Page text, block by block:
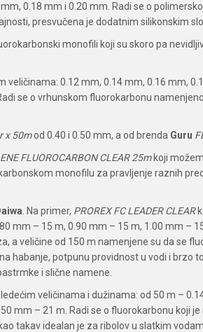
0.18 mm i 0.20 mm. Radi se o
presvučena je dodatnim silikonskim
monofili koji su skoro pa
veličinama: 0.12 mm, 0.14 mm, 0.16 mm,
se o vrhunskom fluorokarbonu
x 50mod 0.40 i 0.50 mm, a od brenda Guru
FLUOROCARBON CLEAR 25mkoji
monofilu za pravljenje raznih
. Na primer, PROREX FC LEADER CLEAR
mm – 15 m, 0.90 mm – 15 m, 1.00 mm –
a veličine od 150 m namenjene su da se
habanje, potpunu providnost u vodi i brzo
i slične namene.
veličinama i dužinama: od 50 m –
mm – 21 m. Radi se o fluorokarbonu koji
takav idealan je za ribolov u slatkim